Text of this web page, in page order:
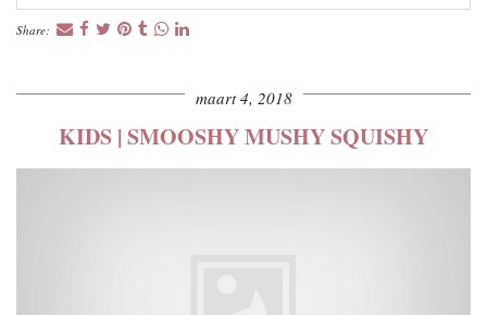
Share:
maart 4, 2018
KIDS | SMOOSHY MUSHY SQUISHY